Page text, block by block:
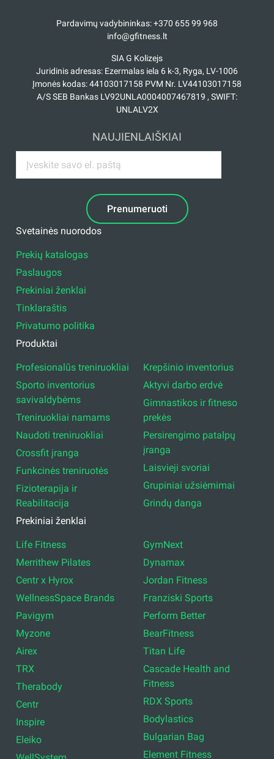
Pardavimų vadybininkas: +370 655 99 968
info@gfitness.lt
SIA G Kolizejs
Juridinis adresas: Ezermalas iela 6 k-3, Ryga, LV-1006
Įmonės kodas: 44103017158 PVM Nr. LV44103017158
A/S SEB Bankas LV92UNLA0004007467819 , SWIFT:
UNLALV2X
NAUJIENLAIŠKIAI
Prenumeruoti
Svetainės nuorodos
Prekių katalogas
Paslaugos
Prekiniai ženklai
Tinklaraštis
Privatumo politika
Produktai
Profesionalūs treniruokliai
Sporto inventorius
savivaldybėms
Treniruokliai namams
Naudoti treniruokliai
Crossfit įranga
Funkcinės treniruotės
Fizioterapija ir
Reabilitacija
Krepšinio inventorius
Aktyvi darbo erdvė
Gimnastikos ir fitneso
prekės
Persirengimo patalpų
įranga
Laisvieji svoriai
Grupiniai užsiėmimai
Grindų danga
Prekiniai ženklai
Life Fitness
Merrithew Pilates
Centr x Hyrox
WellnessSpace Brands
Pavigym
Myzone
Airex
TRX
Therabody
Centr
Inspire
Eleiko
GymNext
Dynamax
Jordan Fitness
Franziski Sports
Perform Better
BearFitness
Titan Life
Cascade Health and
Fitness
RDX Sports
Bodylastics
Bulgarian Bag
Element Fitness